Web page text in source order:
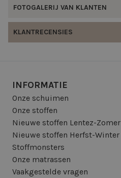
FOTOGALERIJ VAN KLANTEN
KLANTRECENSIES
INFORMATIE
Onze schuimen
Onze stoffen
Nieuwe stoffen Lentez-Zomer
Nieuwe stoffen Herfst-Winter
Stoffmonsters
Onze matrassen
Vaakgestelde vragen